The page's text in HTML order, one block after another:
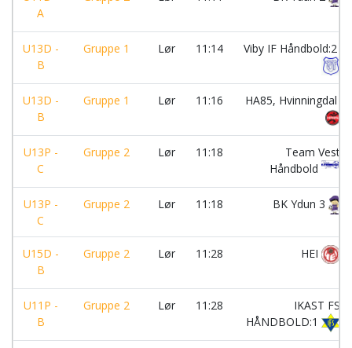
A
U13D -
B
Gruppe 1 Lør 11:14 Viby IF Håndbold:2
U13D -
B
Gruppe 1 Lør 11:16 HA85, Hvinningdal
U13P -
C
Gruppe 2 Lør 11:18
Team Vest
Håndbold
U13P -
C
Gruppe 2 Lør 11:18 BK Ydun 3
U15D -
B
Gruppe 2 Lør 11:28 HEI
U11P -
B
Gruppe 2 Lør 11:28
IKAST FS
HÅNDBOLD:1